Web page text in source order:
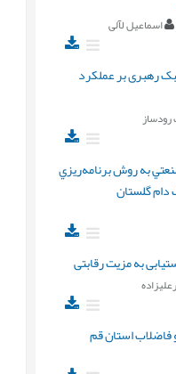
اسماعیل لآلی
رهبری بر عملکرد
به روش برنامه‌ريزي
گلستان
به مزیت رقابتی
استان قم